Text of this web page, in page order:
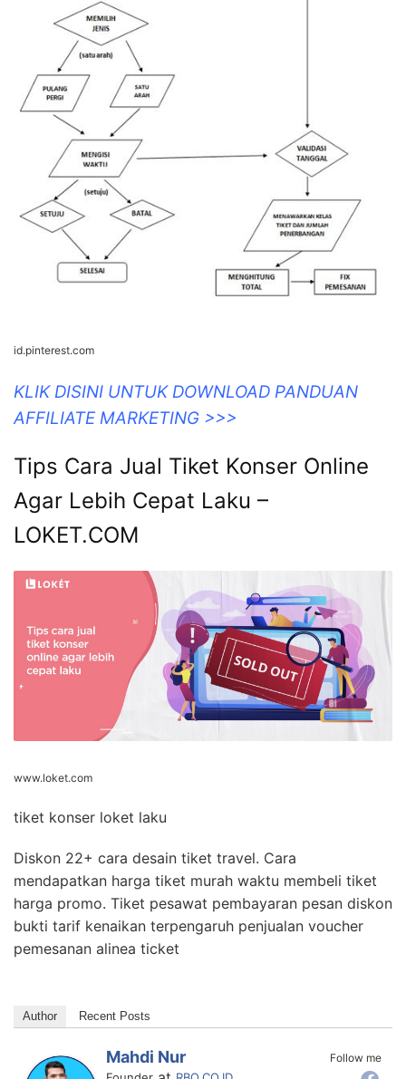
id.pinterest.com
KLIK DISINI UNTUK DOWNLOAD PANDUAN
AFFILIATE MARKETING >>>
Tips Cara Jual Tiket Konser Online
Agar Lebih Cepat Laku –
LOKET.COM
www.loket.com
tiket konser loket laku
Diskon 22+ cara desain tiket travel. Cara
mendapatkan harga tiket murah waktu membeli tiket
harga promo. Tiket pesawat pembayaran pesan diskon
bukti tarif kenaikan terpengaruh penjualan voucher
pemesanan alinea ticket
Author Recent Posts
Follow me
Mahdi Nur